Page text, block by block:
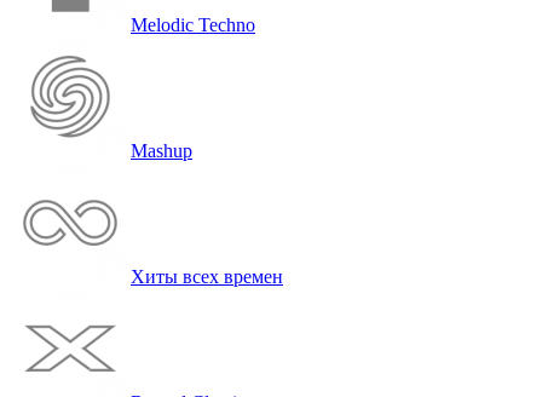
Melodic Techno
Mashup
Хиты всех вре­мен